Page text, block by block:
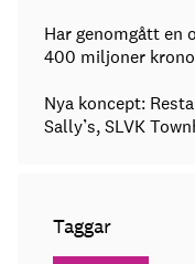
Har genomgått en
400 miljoner
Nya koncept:
Sally’s, SLVK
Taggar